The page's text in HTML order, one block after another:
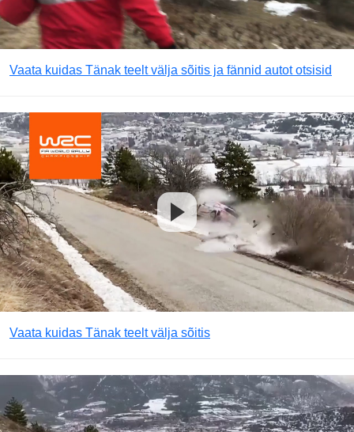
Vaata kuidas Tänak teelt välja sõitis ja fännid autot otsisid
Vaata kuidas Tänak teelt välja sõitis